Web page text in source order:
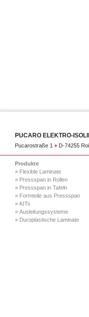
PUCARO ELEKTRO-
Pucarostraße 1 + D-74255
Produkte
» Flexible Laminate
» Pressspan in Rollen
» Pressspan in Tafeln
» Formteile aus Pressspan
» KITs
» Ausleitungssysteme
» Duroplastische Laminate